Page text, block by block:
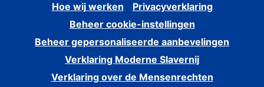
Hoe wij werken
Privacyverklaring
Beheer cookie-instellingen
Beheer gepersonaliseerde aanbevelingen
Verklaring Moderne Slavernij
Verklaring over de Mensenrechten